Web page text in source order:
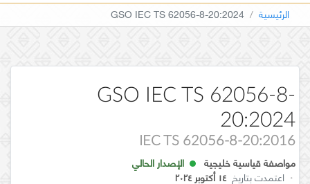
الرئيسية GSO IEC TS 62056-8-20:2024
GSO IEC TS 62056-8-
20:2024
IEC TS 62056-8-20:2016
مواصفة قياسية خليجية
الإصدار الحالي
· اعتمدت بتاريخ ١٤ أكتوبر ٢٠٢٤